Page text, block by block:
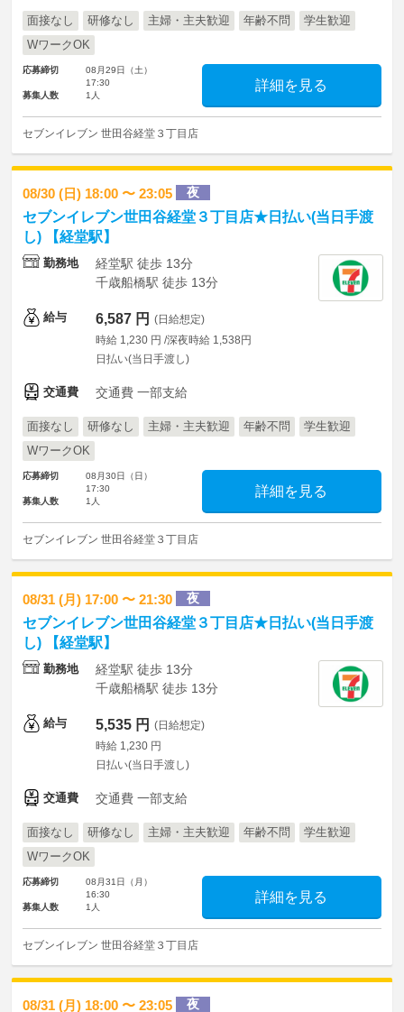
面接なし 研修なし 主婦・主夫歓迎 年齢不問
学生歓迎
WワークOK
応募締切
08月29日（土）
17:30
募集人数
1人
詳細を見る
セブンイレブン 世田谷経堂３丁目店
08/30 (日) 18:00 〜 23:05 夜
セブンイレブン世田谷経堂３丁目店★日払い(当日手渡
し) 【経堂駅】
勤務地
経堂駅 徒歩 13分
千歳船橋駅 徒歩 13分
給与 6,587 円 (日給想定)
時給 1,230 円 /深夜時給 1,538円
日払い(当日手渡し)
交通費 交通費 一部支給
面接なし 研修なし 主婦・主夫歓迎 年齢不問
学生歓迎
WワークOK
応募締切
08月30日（日）
17:30
募集人数
1人
詳細を見る
セブンイレブン 世田谷経堂３丁目店
08/31 (月) 17:00 〜 21:30 夜
セブンイレブン世田谷経堂３丁目店★日払い(当日手渡
し) 【経堂駅】
勤務地
経堂駅 徒歩 13分
千歳船橋駅 徒歩 13分
給与 5,535 円 (日給想定)
時給 1,230 円
日払い(当日手渡し)
交通費 交通費 一部支給
面接なし 研修なし 主婦・主夫歓迎 年齢不問
学生歓迎
WワークOK
応募締切
08月31日（月）
16:30
募集人数
1人
詳細を見る
セブンイレブン 世田谷経堂３丁目店
08/31 (月) 18:00 〜 23:05 夜